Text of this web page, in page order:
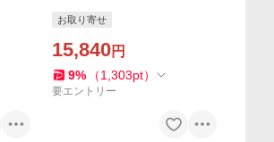
ュ
お取り寄せ
15,840円
9% （1,303pt）
要エントリー